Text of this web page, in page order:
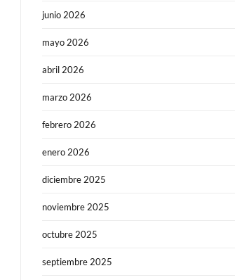
junio 2026
mayo 2026
abril 2026
marzo 2026
febrero 2026
enero 2026
diciembre 2025
noviembre 2025
octubre 2025
septiembre 2025